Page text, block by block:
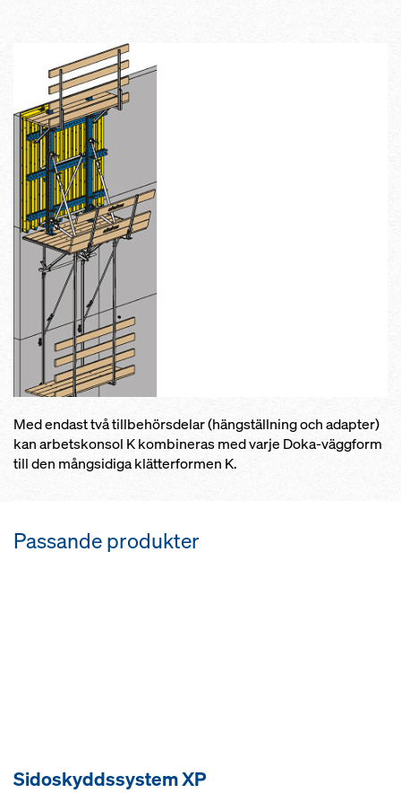
Med endast två tillbehörsdelar (hängställning och adapter)
kan arbetskonsol K kombineras med varje Doka-väggform
till den mångsidiga klätterformen K.
Passande produkter
Sidoskyddssystem XP